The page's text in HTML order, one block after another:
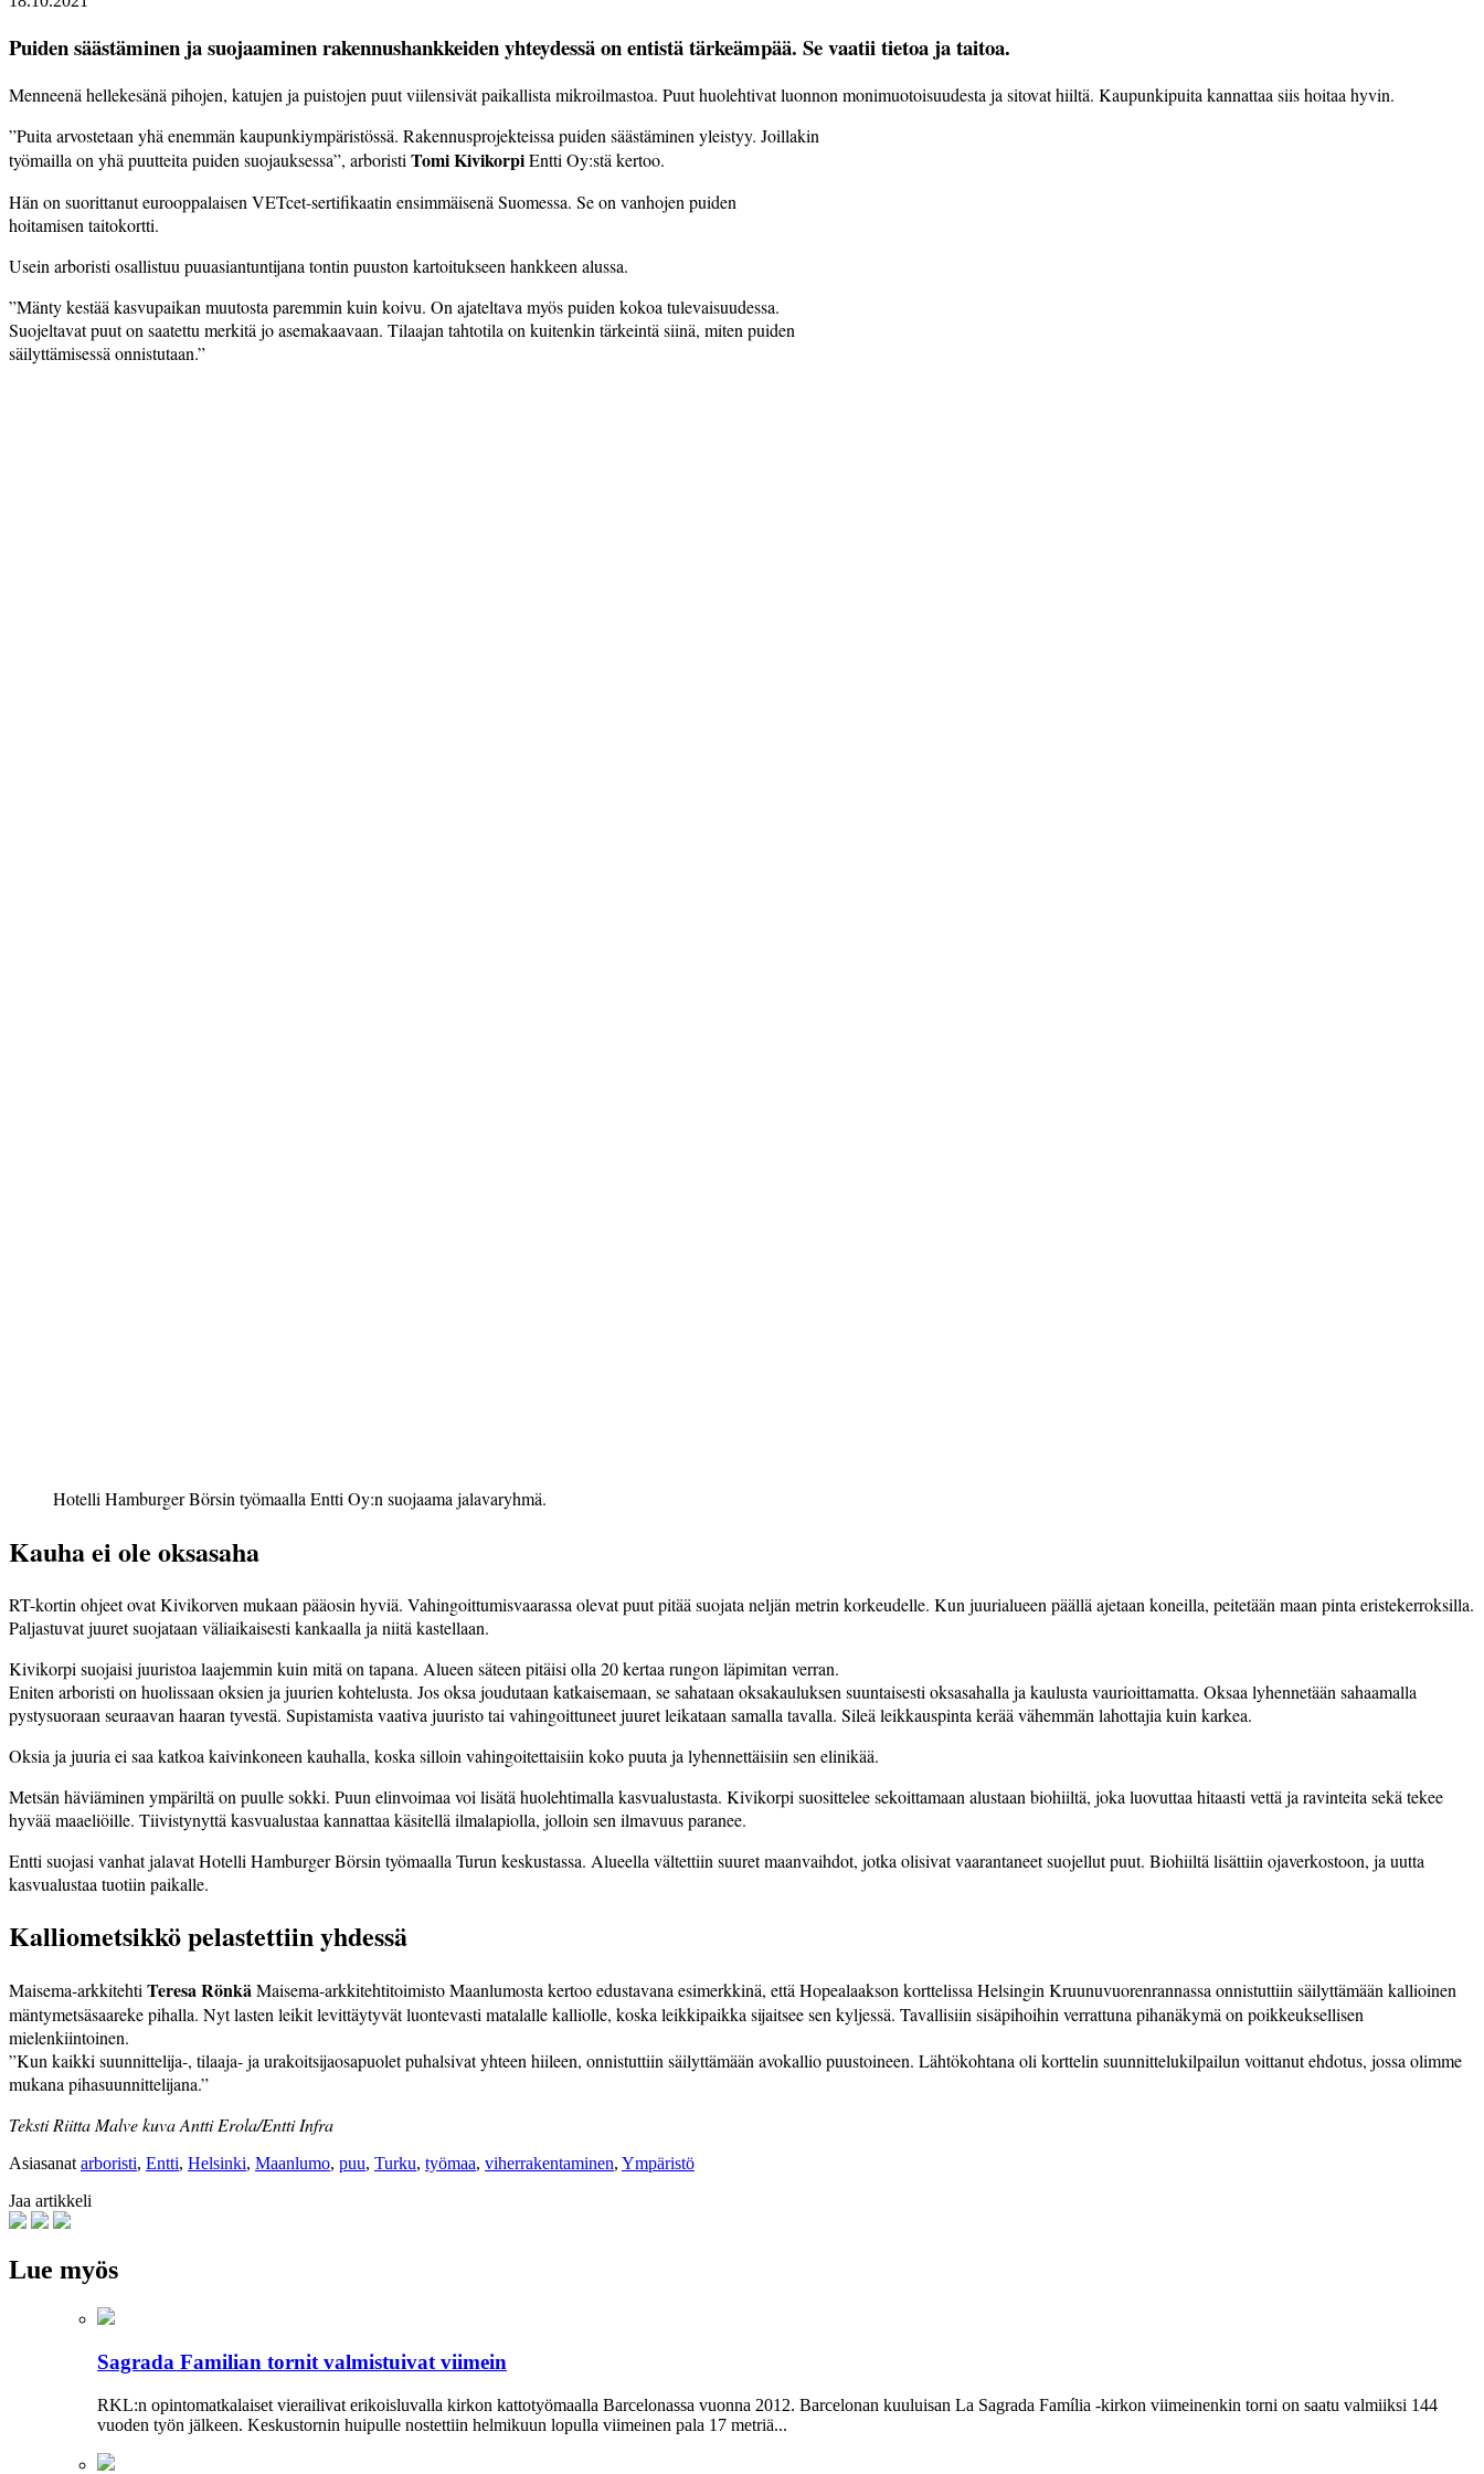
Puiden säästäminen ja suojaaminen rakennushankkeiden yhteydessä on entistä tärkeämpää. Se vaatii tietoa ja taitoa.
Menneenä hellekesänä pihojen, katujen ja puistojen puut viilensivät paikallista mikroilmastoa. Puut huolehtivat luonnon monimuotoisuudesta ja sitovat hiiltä. Kaupunkipuita kannattaa siis hoitaa hyvin.
”Puita arvostetaan yhä enemmän kaupunkiympäristössä. Rakennusprojekteis­sa puiden säästäminen yleistyy. Joillakin
työmailla on yhä puutteita puiden suo­jauk­sessa”, arboristi Tomi KivikorpiEntti Oy:stä kertoo.
Hän on suorittanut eurooppalaisen VETcet-sertifikaatin ensimmäisenä Suomessa. Se on vanhojen puiden
hoitamisen taitokortti.
Usein arboristi osallistuu puuasiantuntijana tontin puuston kartoitukseen hankkeen alussa.
”Mänty kestää kasvupaikan muutosta paremmin kuin koivu. On ajateltava myös puiden kokoa tulevaisuudessa.
Suojeltavat puut on saatettu merkitä jo asemakaavaan. Tilaajan tahtotila on kuitenkin tärkeintä siinä, miten puiden
säilyttämisessä onnistutaan.”
Hotelli Hamburger Börsin työmaalla Entti Oy:n suojaama jalavaryhmä.
Kauha ei ole oksasaha
RT-kortin ohjeet ovat Kivikorven mukaan pääosin hyviä. Vahingoittumisvaarassa olevat puut pitää suojata neljän metrin korkeudelle. Kun juurialueen päällä ajetaan koneilla, peitetään maan pinta eristekerroksilla.
Paljastuvat juuret suojataan väliaikaisesti kankaalla ja niitä kastellaan.
Kivikorpi suojaisi juuristoa laajemmin kuin mitä on tapana. Alueen säteen pitäisi olla 20 kertaa rungon läpimitan verran.
Eniten arboristi on huolissaan oksien­ ja juurien kohtelusta. Jos oksa joudutaan katkaisemaan, se sahataan oksakauluksen suuntaisesti oksasahalla ja kaulusta vaurioittamatta. Oksaa lyhennetään sahaamalla
pystysuoraan seuraavan haaran tyvestä. Supistamista vaativa juuristo tai vahingoittuneet juuret leikataan samalla tavalla. Sileä leikkauspinta kerää vähemmän lahottajia kuin karkea.
Oksia ja juuria ei saa katkoa kaivinkoneen kauhalla, koska silloin vahingoitettaisiin koko puuta ja lyhennettäisiin sen elinikää.
Metsän häviäminen ympäriltä on puulle sokki. Puun elinvoimaa voi lisätä huolehtimalla kasvualustasta. Kivi­korpi suosittelee sekoittamaan alustaan biohiiltä, joka luovuttaa hitaasti vettä ja ravinteita sekä tekee
hyvää maaeliöille. Tiivistynyttä kasvualustaa kannattaa käsitellä­ ilmalapiolla, jolloin sen ilmavuus paranee.
Entti suojasi vanhat jalavat Hotelli Hamburger Börsin työmaalla Turun keskustassa. Alueella vältettiin suuret maanvaihdot, jotka olisivat vaarantaneet suojellut puut. Biohiiltä lisättiin ojaverkostoon, ja uutta
kasvualustaa tuotiin paikalle.
Kalliometsikkö pelastettiin yhdessä
Maisema-arkkitehtiTeresa RönkäMaisema-arkkitehtitoimisto Maanlumosta kertoo edustavana esimerkkinä, että Hopealaakson korttelissa Helsingin Kruunu­vuorenrannassa onnistuttiin säilyttämään kallioinen
mäntymetsäsaareke pihalla. Nyt lasten leikit levittäytyvät luontevasti matalalle kalliolle, koska leikkipaikka sijaitsee sen kyljessä. Tavallisiin sisäpihoihin verrattuna pihanäkymä on poikkeuksellisen
mielenkiintoinen.
”Kun kaikki suunnittelija-, tilaaja- ja urakoitsijaosapuolet puhalsivat yhteen hiileen, onnistuttiin säilyttämään avokallio puustoineen. Lähtökohtana oli korttelin suunnittelukilpailun voittanut ehdotus, jossa olimme
mukana pihasuunnittelijana.”
Teksti Riitta Malve kuva Antti Erola/Entti Infra
Asiasanat arboristi, Entti, Helsinki, Maanlumo, puu, Turku, työmaa, viherrakentaminen, Ympäristö
Jaa artikkeli
Lue myös
Sagrada Familian tornit valmistuivat viimein
RKL:n opintomatkalaiset vierailivat erikoisluvalla kirkon kattotyömaalla Barcelonassa vuonna 2012. Barcelonan kuuluisan La Sagrada Família -kirkon viimeinenkin torni on saatu valmiiksi­ 144
vuoden työn jälkeen. Keskustornin huipulle nostettiin helmikuun lopulla viimeinen pala 17 metriä...